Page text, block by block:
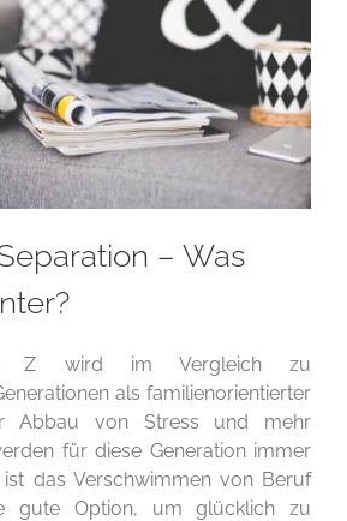
– Was
Z wird im Vergleich zu
als familienorientierter
Abbau von Stress und mehr
für diese Generation immer
ist das Verschwimmen von Beruf
gute Option, um glücklich zu